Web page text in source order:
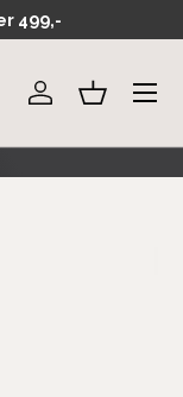
499,-
Log indKurv
Menu